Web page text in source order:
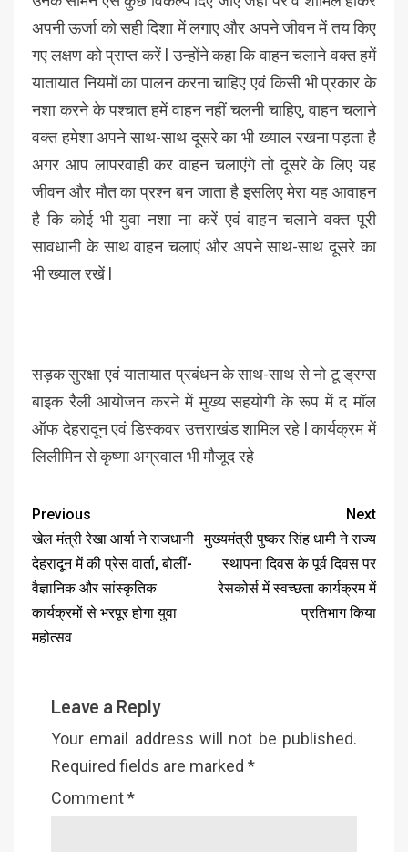
अपनी ऊर्जा को सही दिशा में लगाए और अपने जीवन में तय किए
गए लक्षण को प्राप्त करें l उन्होंने कहा कि वाहन चलाने वक्त हमें
यातायात नियमों का पालन करना चाहिए एवं किसी भी प्रकार के
नशा करने के पश्चात हमें वाहन नहीं चलनी चाहिए, वाहन चलाने
वक्त हमेशा अपने साथ-साथ दूसरे का भी ख्याल रखना पड़ता है
अगर आप लापरवाही कर वाहन चलाएंगे तो दूसरे के लिए यह
जीवन और मौत का प्रश्न बन जाता है इसलिए मेरा यह आवाहन
है कि कोई भी युवा नशा ना करें एवं वाहन चलाने वक्त पूरी
सावधानी के साथ वाहन चलाएं और अपने साथ-साथ दूसरे का
भी ख्याल रखें l
सड़क सुरक्षा एवं यातायात प्रबंधन के साथ-साथ से नो टू ड्रग्स
बाइक रैली आयोजन करने में मुख्य सहयोगी के रूप में द मॉल
ऑफ देहरादून एवं डिस्कवर उत्तराखंड शामिल रहे l कार्यक्रम में
लिलीमिन से कृष्णा अग्रवाल भी मौजूद रहे
Previous
खेल मंत्री रेखा आर्या ने राजधानी
देहरादून में की प्रेस वार्ता, बोलीं-
वैज्ञानिक और सांस्कृतिक
कार्यक्रमों से भरपूर होगा युवा
महोत्सव
Next
मुख्यमंत्री पुष्कर सिंह धामी ने राज्य
स्थापना दिवस के पूर्व दिवस पर
रेसकोर्स में स्वच्छता कार्यक्रम में
प्रतिभाग किया
Leave a Reply
Your email address will not be published.
Required fields are marked *
Comment*